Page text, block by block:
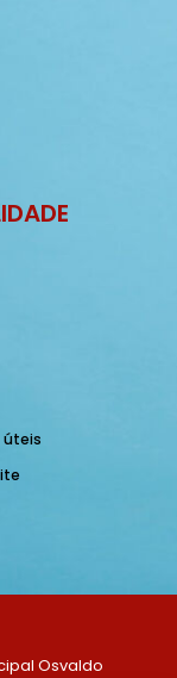
úteis
Osvaldo